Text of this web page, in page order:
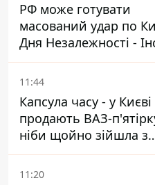
РФ може готувати
масований удар по
Дня Незалежності -
вивчення війни
11:44
Капсула часу - у Києві
продають ВАЗ-
ніби щойно зійшла з
конвейєра
11:20